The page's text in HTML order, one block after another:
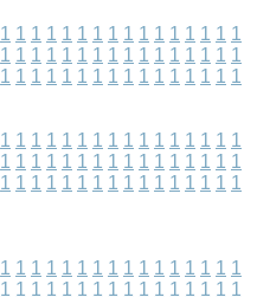
1 1 1 1 1 1 1 1 1 1 1 1 1 1 1 1
1 1 1 1 1 1 1 1 1 1 1 1 1 1 1 1
1 1 1 1 1 1 1 1 1 1 1 1 1 1 1 1
1 1 1 1 1 1 1 1 1 1 1 1 1 1 1 1
1 1 1 1 1 1 1 1 1 1 1 1 1 1 1 1
1 1 1 1 1 1 1 1 1 1 1 1 1 1 1 1
1 1 1 1 1 1 1 1 1 1 1 1 1 1 1 1
1 1 1 1 1 1 1 1 1 1 1 1 1 1 1 1